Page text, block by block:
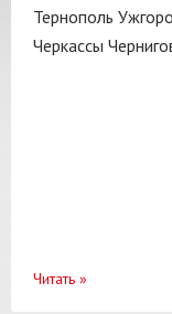
Тернополь
Черкассы
Читать »